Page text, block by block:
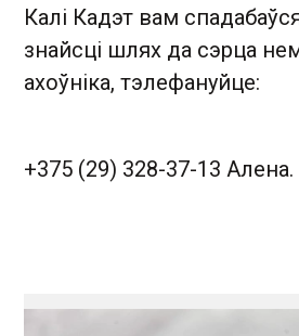
Калі Кадэт вам
знайсці шлях да сэрца
ахоўніка, тэлефануйце:
+375 (29) 328-37-13 Алена.